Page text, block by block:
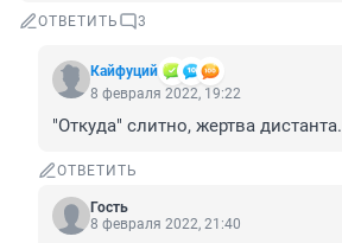
ОТВЕТИТЬ 3
Кайфуций
8 февраля 2022, 19:22
"Откуда" слитно, жертва дистанта.
ОТВЕТИТЬ
Гость
8 февраля 2022, 21:40